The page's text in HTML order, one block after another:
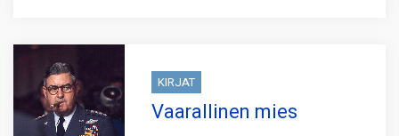
KIRJAT
Vaarallinen mies